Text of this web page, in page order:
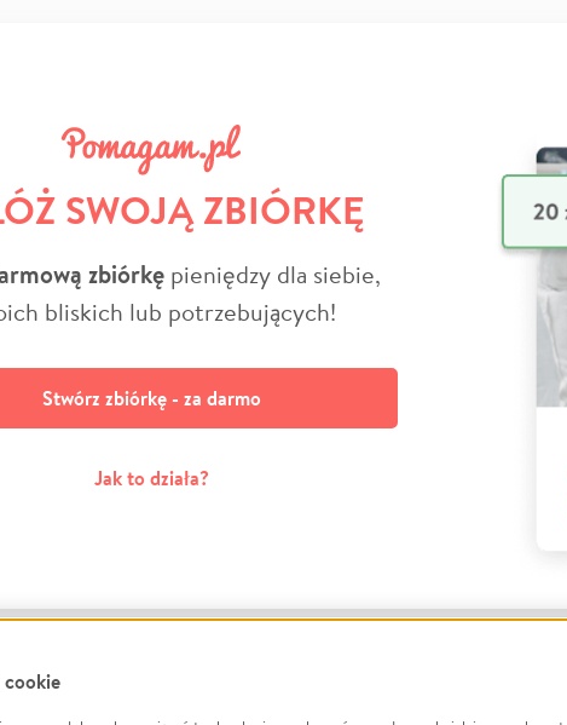
SWOJĄ ZBIÓRKĘ
zbiórkępieniędzy dla siebie,
bliskich lub potrzebujących!
Stwórz zbiórkę - za darmo
Jak to działa?